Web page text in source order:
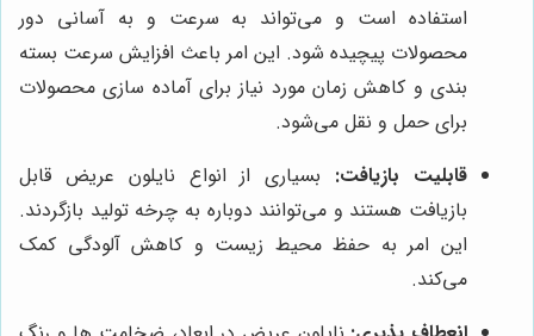
استفاده است و می‌تواند به سرعت و به آسانی دور
محصولات پیچیده شود. این امر باعث افزایش سرعت بسته
بندی و کاهش زمان مورد نیاز برای آماده سازی محصولات
برای حمل و نقل می‌شود.
قابلیت بازیافت: بسیاری از انواع نایلون عریض قابل
بازیافت هستند و می‌توانند دوباره به چرخه تولید بازگردند.
این امر به حفظ محیط زیست و کاهش آلودگی کمک
می‌کند.